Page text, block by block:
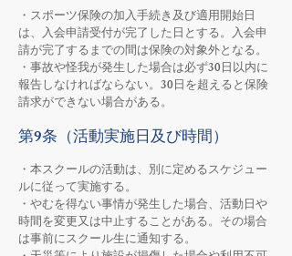
・スポーツ保険の加入手続き及び適用開始日
は、入会申請受付が完了した日とする。入会申
請が完了するまでの間は保険の対象外となる。
・事故や怪我が発生した場合は必ず30日以内に
報告しなければならない。30日を超えると保険
請求ができない場合がある。
第9条（活動実施日及び時間）
・本スクールの活動は、別に定めるスケジュー
ルに従って実施する。
・やむを得ない事情が発生した場合、活動日や
時間を変更又は中止することがある。その場合
は事前にスクール生に通知する。